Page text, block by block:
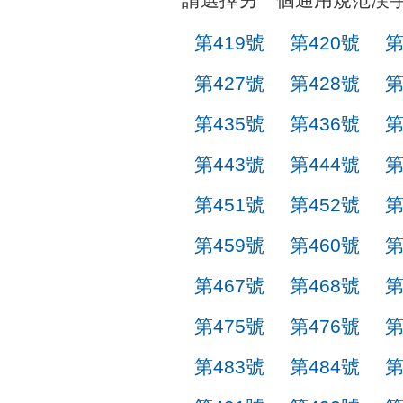
第419號 第420號
第427號
第428號
第435號
第436號
第443號
第444號
第451號
第452號
第459號
第460號
第467號
第468號
第475號
第476號
第483號
第484號